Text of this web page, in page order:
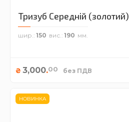
Тризуб Середній (золотий)
шир. 150 вис. 190
₴ 3,000.00 без ПДВ
НОВИНКА